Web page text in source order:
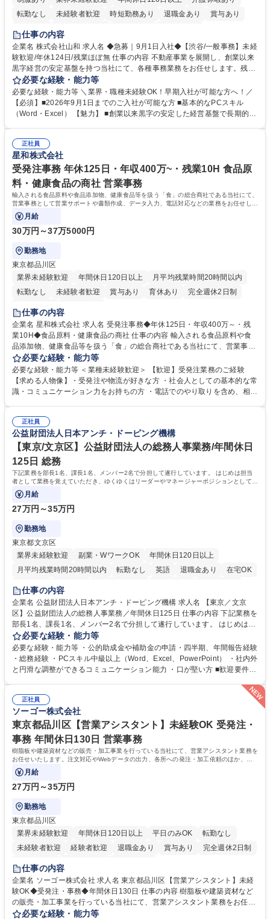
転勤なし
未経験者歓迎 時短勤務あり 退職金あり
賞与あり
育休あり
完全週休2日制
仕事の内容
企業名 株式会社山和 求人名 ◆急募｜9月1日入社◆【渋谷/一般事務】未経
験歓迎/年休124日/残業ほぼ無 仕事の内容 不動産事業を展開し、創業以来
黒字経営の安定基盤を持つ当社にて、各種事務業務をお任せします。残業
がほぼ発生せず、連続した日程の有給取得が可能なため、WLBを整えたい
方にお勧めの環境です！ 入社後はOJTを通じて丁寧に研修を行いますの
で、事務未経験の方でも安心して臨むことができます。 【業務詳細】■電
話・来客対応 ■物件の鍵や社内の備品管理 ■データ入力や書類作成 ■契約
必要な経験・能力等
必要な経験・能力等 ＼業界・職種未経験OK！早期入社が可能な方へ！／
【必須】■2026年9月1日までのご入社が可能な方 ■基本的なPCスキル
（Word・Excel） 【魅力】 ■創業以来黒字の安定した経営基盤で長期的に
のOJTで業務を習得可能、未経験でもしっかりサポート 学歴・資格 学
歴：大学院 大学 高専 短大 語学力： 資格：
正社員
星和株式会社
受発注事務 年休125日・年収400万~・残業10H 食品原
料・健康食品の商社 営業事務
輸入される食品原料や食品添加物、健康食品等を扱う「食」の総合商社である当社にて、
営業事務として営業サポートや書類作成、データ入力、電話対応などの業務をお任せしま
す。
月給
30万円～37万5000円
勤務地
東京都品川区
業界未経験歓迎
年間休日120日以上
月平均残業時間20時間以内
転勤なし
未経験者歓迎 賞与あり 育休あり
完全週休2日制
交通費支給
仕事の内容
企業名 星和株式会社 求人名 受発注事務◆年休125日・年収400万～・残
業10H◆食品原料・健康食品の商社 仕事の内容 輸入される食品原料や食
品添加物、健康食品等を扱う「食」の総合商社である当社にて、営業事務
として営業サポートや書類作成、データ入力、電話対応などの業務をお任
せします。 ・受注／出荷指示／売上管理／仕入管理／在庫管理／お客様や
倉庫と電話確認など、販売に関わる事務、営業サポートをお願いします。
・入社後は商品について覚えることから始め、先輩社員OJTと共に業務を
万～・残業10H◆食品原料・健康食品の商社
必要な経験・能力等
必要な経験・能力等 ＜業種未経験歓迎＞ 【歓迎】受発注業務のご経験
【求める人物像】・受発注や物流が好きな方 ・社会人としての基本的な常
識・コミュニケーション力をお持ちの方 ・電話でのやり取りを含め、相手
演算ができる方 ・業務ルールや指示を理解し、行動できる方 学歴・資格
学歴：大学院 大学 短大 語学力： 資格：
正社員
公益財団法人日本アンチ・ドーピング機構
【東京/文京区】公益財団法人の総務人事業務/年間休日
125日 総務
下記業務を部長1名、課長1名、メンバー2名で分担して遂行しています。 はじめは担当
者として業務を覚えていただき、ゆくゆくはリーダーやマネージャーポジションとして活
躍いただくことを期待しています。
月給
27万円～35万円
勤務地
東京都文京区
業界未経験歓迎
副業・WワークOK
年間休日120日以上
月平均残業時間20時間以内
転勤なし 英語 退職金あり
在宅OK
賞与あり
育休あり
食事補助あり
仕事の内容
企業名 公益財団法人日本アンチ・ドーピング機構 求人名 【東京／文京
区】公益財団法人の総務人事業務／年間休日125日 仕事の内容 下記業務を
部長1名、課長1名、メンバー2名で分担して遂行しています。 はじめは担
当者として業務を覚えていただき、ゆくゆくはリーダーやマネージャーポ
ジションとして活躍いただくことを期待しています。 【総務・人事グルー
プの業務内容】 ・人事制度関連 ・採用活動 ・教育研修の企画、実行 ・勤
怠管理 ・官公庁への各種提出 ・法定の会議運営（評議員会、理事会） ・
連 ・衛生管理 ・防災関連・公的助成金の管理・オフィス、ファシリティ
管理 ・福利厚生関連 ・職員からの問合せ、相談対応 ・その他日常の総務
業務全般 募集職種 【東京／文京区】公益財団法人の総務人事業務／年間
休日125日
必要な経験・能力等
必要な経験・能力等 ・公的助成金や補助金の申請・四半期、年間報告経験
・総務経験 ・PCスキル中級以上（Word、Excel、PowerPoint） ・社内外
と円滑な調整ができるコミュニケーション能力 ・口が堅い方 ■歓迎要件
正社員
ソーゴー株式会社
東京都品川区【営業アシスタント】未経験OK 受発注・
事務 年間休日130日 営業事務
樹脂板や建築資材などの販売・加工事業を行っている当社にて、営業アシスタント業務を
お任せいたします。注文対応やWebデータの出力、各所への発注・加工依頼のほか、電
話・メール対応等の事務業務を担当します。
月給
27万円～35万円
勤務地
東京都品川区
業界未経験歓迎
年間休日120日以上 平日のみOK
転勤なし
未経験者歓迎
経験者歓迎 退職金あり 賞与あり
完全週休2日制
交通費支給
仕事の内容
企業名 ソーゴー株式会社 求人名 東京都品川区【営業アシスタント】未経
験OK◆受発注・事務◆年間休日130日 仕事の内容 樹脂板や建築資材など
の販売・加工事業を行っている当社にて、営業アシスタント業務をお任せ
いたします。注文対応やWebデータの出力、各所への発注・加工依頼のほ
必要な経験・能力等